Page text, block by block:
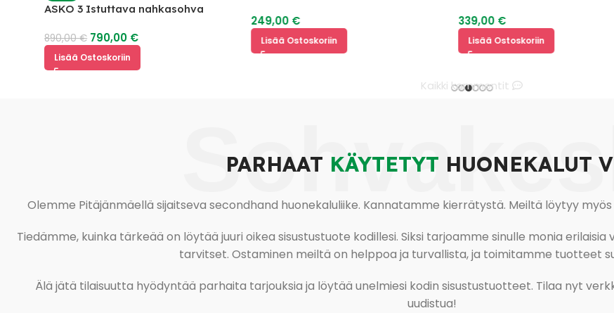
ASKO 3 Istuttava nahkasohva
890,00€ 790,00€
Lisää Ostoskoriin
249,00€
Lisää Ostoskoriin
339,00€
Lisää Ostoskoriin
Kaikki kommentit
PARHAAT KÄYTETYT HUONEKALUT
Olemme Pitäjänmäellä sijaitseva secondhand huonekaluliike. Kannatamme kierrätystä. Meiltä löytyy
Tiedämme, kuinka tärkeää on löytää juuri oikea sisustustuote kodillesi. Siksi tarjoamme sinulle monia
tarvitset. Ostaminen meiltä on helppoa ja turvallista, ja toimitamme tuotteet
Älä jätä tilaisuutta hyödyntää parhaita tarjouksia ja löytää unelmiesi kodin sisustustuotteet. Tilaa nyt
uudistua!